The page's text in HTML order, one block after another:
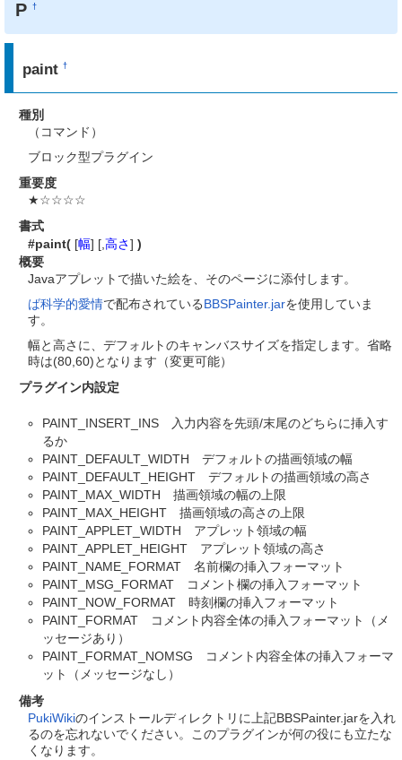
P†
paint†
種別
（コマンド）
ブロック型プラグイン
重要度
★☆☆☆☆
書式
#paint( [幅] [, 高さ] )
概要
Javaアプレットで描いた絵を、そのページに添付します。
ば科学的愛情で配布されているBBSPainter.jarを使用していま
す。
幅と高さに、デフォルトのキャンバスサイズを指定します。省略
時は(80,60)となります（変更可能）
プラグイン内設定
PAINT_INSERT_INS 入力内容を先頭/末尾のどちらに挿入す
るか
PAINT_DEFAULT_WIDTH デフォルトの描画領域の幅
PAINT_DEFAULT_HEIGHT デフォルトの描画領域の高さ
PAINT_MAX_WIDTH 描画領域の幅の上限
PAINT_MAX_HEIGHT 描画領域の高さの上限
PAINT_APPLET_WIDTH アプレット領域の幅
PAINT_APPLET_HEIGHT アプレット領域の高さ
PAINT_NAME_FORMAT 名前欄の挿入フォーマット
PAINT_MSG_FORMAT コメント欄の挿入フォーマット
PAINT_NOW_FORMAT 時刻欄の挿入フォーマット
PAINT_FORMAT コメント内容全体の挿入フォーマット（メ
ッセージあり）
PAINT_FORMAT_NOMSG コメント内容全体の挿入フォーマ
ット（メッセージなし）
備考
PukiWikiのインストールディレクトリに上記BBSPainter.jarを入れ
るのを忘れないでください。このプラグインが何の役にも立たな
くなります。